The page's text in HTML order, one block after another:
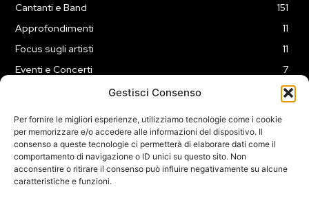
Gestisci Consenso
Per fornire le migliori esperienze, utilizziamo tecnologie come i cookie
per memorizzare e/o accedere alle informazioni del dispositivo. Il
consenso a queste tecnologie ci permetterà di elaborare dati come il
comportamento di navigazione o ID unici su questo sito. Non
acconsentire o ritirare il consenso può influire negativamente su alcune
caratteristiche e funzioni.
Cantanti e Band
151
Approfondimenti
11
Focus sugli artisti
11
Eventi e Concerti
7
3
COOKIE POLICY (UE)